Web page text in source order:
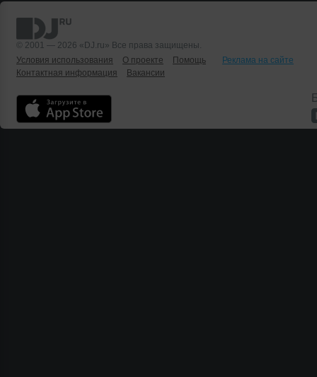
© 2001 — 2026 «DJ.ru» Все права защищены.
Условия использования
О проекте Помощь
Реклама на сайте
Контактная информация
Вакансии